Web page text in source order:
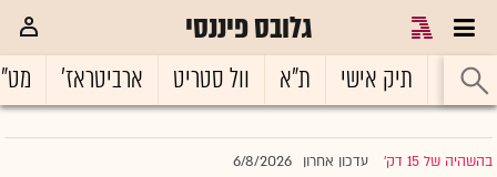
גלובס פיננסי
ראשי תיק אישי ת"א וול סטריט ארביטראז'
בהשהיה של 15 דק' |עדכון אחרון 6/8/2026